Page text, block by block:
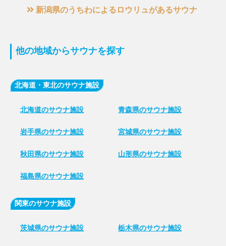
新潟県のうちわによるロウリュがあるサウナ
他の地域からサウナを探す
北海道・東北のサウナ施設
北海道のサウナ施設 青森県のサウナ施設
岩手県のサウナ施設 宮城県のサウナ施設
秋田県のサウナ施設 山形県のサウナ施設
福島県のサウナ施設
関東のサウナ施設
茨城県のサウナ施設 栃木県のサウナ施設